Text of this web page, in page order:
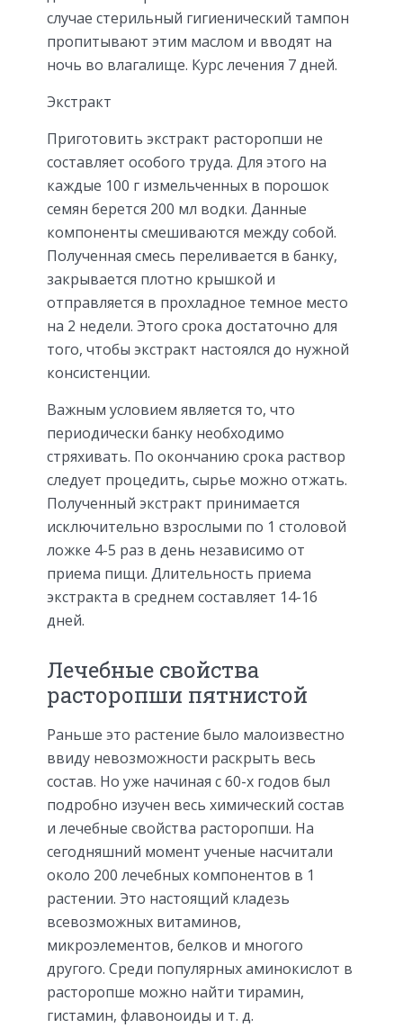
случае стерильный гигиенический тампон
пропитывают этим маслом и вводят на
ночь во влагалище. Курс лечения 7 дней.
Экстракт
Приготовить экстракт расторопши не
составляет особого труда. Для этого на
каждые 100 г измельченных в порошок
семян берется 200 мл водки. Данные
компоненты смешиваются между собой.
Полученная смесь переливается в банку,
закрывается плотно крышкой и
отправляется в прохладное темное место
на 2 недели. Этого срока достаточно для
того, чтобы экстракт настоялся до нужной
консистенции.
Важным условием является то, что
периодически банку необходимо
стряхивать. По окончанию срока раствор
следует процедить, сырье можно отжать.
Полученный экстракт принимается
исключительно взрослыми по 1 столовой
ложке 4-5 раз в день независимо от
приема пищи. Длительность приема
экстракта в среднем составляет 14-16
дней.
Лечебные свойства
расторопши пятнистой
Раньше это растение было малоизвестно
ввиду невозможности раскрыть весь
состав. Но уже начиная с 60-х годов был
подробно изучен весь химический состав
и лечебные свойства расторопши. На
сегодняшний момент ученые насчитали
около 200 лечебных компонентов в 1
растении. Это настоящий кладезь
всевозможных витаминов,
микроэлементов, белков и многого
другого. Среди популярных аминокислот в
расторопше можно найти тирамин,
гистамин, флавоноиды и т. д.